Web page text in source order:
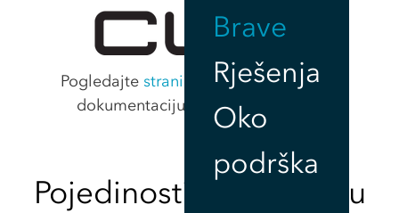
Brave
Rješenja
Oko
podrška
Pogledajte stranicu podrške za Cueza
dokumentaciju proizvoda i upute.
Pojedinosti o proizvodu